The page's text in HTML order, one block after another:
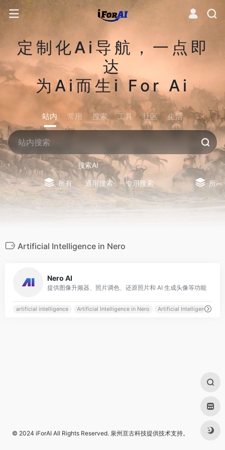
定制化Ai导航，一点即
达
为Ai而生i For Ai
站内 常用 搜索 工具 社区 生活
搜索AI
所有 通用搜索 专用搜索 所有
Artificial Intelligence in Nero
Nero AI
提供图像升频器、照片调色、还原照片和 AI 生成头像等功能
artificial intelligence Artificial Intelligence in Nero Artificial Intelligence on
© 2024 iForAI All Rights Reserved. 泉州亘古科技提供技术支持。